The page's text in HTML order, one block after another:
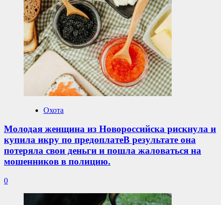
Охота
Молодая женщина из Новороссийска рискнула и
купила икру по предоплатеВ результате она
потеряла свои деньги и пошла жаловаться на
мошенников в полицию.
0